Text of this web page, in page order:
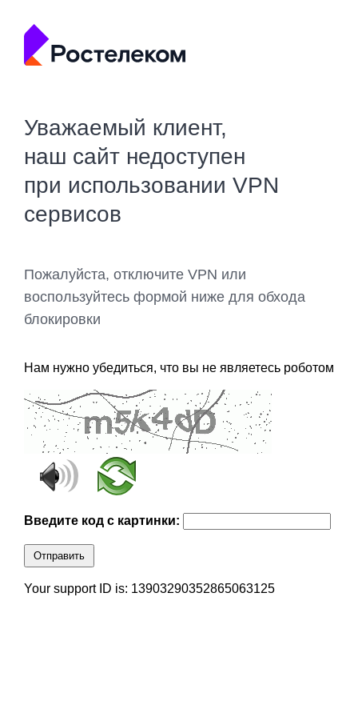
Уважаемый клиент,
наш сайт недоступен
при использовании VPN
сервисов
Пожалуйста, отключите VPN или
воспользуйтесь формой ниже для обхода
блокировки
Нам нужно убедиться, что вы не являетесь роботом
Введите код с картинки:
Отправить
Your support ID is: 13903290352865063125